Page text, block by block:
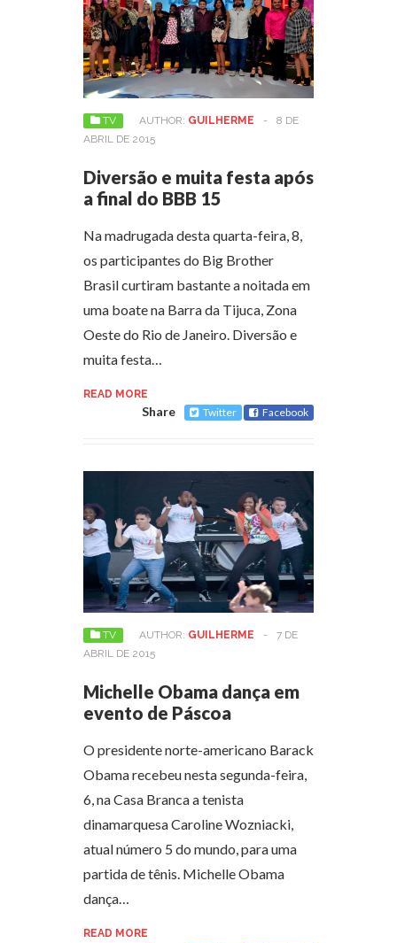
TV AUTHOR: GUILHERME -
8 DE
ABRIL DE 2015
Diversão e muita festa após
a final do BBB 15
Na madrugada desta quarta-feira, 8,
os participantes do Big Brother
Brasil curtiram bastante a noitada em
uma boate na Barra da Tijuca, Zona
Oeste do Rio de Janeiro. Diversão e
muita festa…
READ MORE
Share Twitter Facebook
TV AUTHOR: GUILHERME -
7 DE
ABRIL DE 2015
Michelle Obama dança em
evento de Páscoa
O presidente norte-americano Barack
Obama recebeu nesta segunda-feira,
6, na Casa Branca a tenista
dinamarquesa Caroline Wozniacki,
atual número 5 do mundo, para uma
partida de tênis. Michelle Obama
dança…
READ MORE